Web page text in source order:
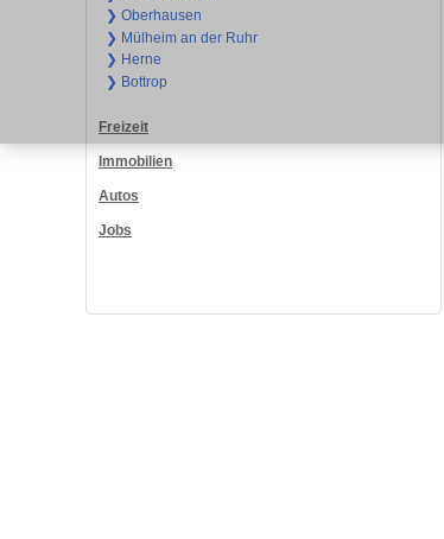
❯ Oberhausen
❯ Mülheim an der Ruhr
❯ Herne
❯ Bottrop
Freizeit
Immobilien
Autos
Jobs